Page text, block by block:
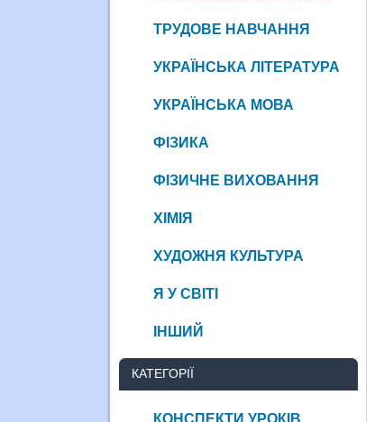
ТРУДОВЕ НАВЧАННЯ
УКРАЇНСЬКА ЛІТЕРАТУРА
УКРАЇНСЬКА МОВА
ФІЗИКА
ФІЗИЧНЕ ВИХОВАННЯ
ХІМІЯ
ХУДОЖНЯ КУЛЬТУРА
Я У СВІТІ
ІНШИЙ
КАТЕГОРІЇ
КОНСПЕКТИ УРОКІВ